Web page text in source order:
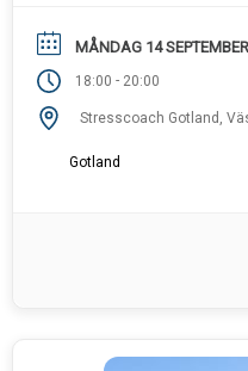
MÅNDAG 14
18:00 - 20:00
Stresscoach Gotland,
Gotland